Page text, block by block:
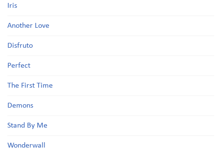
Iris
Another Love
Disfruto
Perfect
The First Time
Demons
Stand By Me
Wonderwall